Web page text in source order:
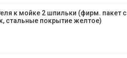
к мойке 2 шпильки (фирм. пакет с
подвесом и ш\к, стальные покрытие желтое)